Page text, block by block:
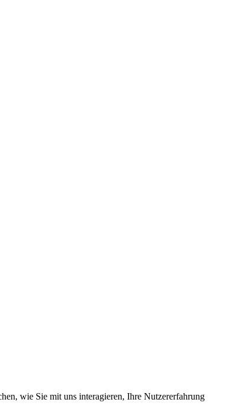
wie Sie mit uns interagieren, Ihre Nutzererfahrung